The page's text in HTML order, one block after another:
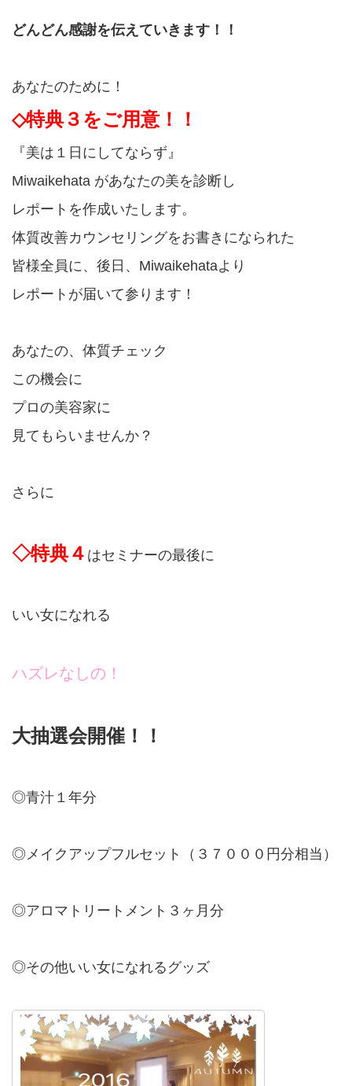
どんどん感謝を伝えていきます！！
あなたのために！
◇特典３をご用意！！
『美は１日にしてならず』
Miwaikehata があなたの美を診断し
レポートを作成いたします。
体質改善カウンセリングをお書きになられた
皆様全員に、後日、Miwaikehataより
レポートが届いて参ります！
あなたの、体質チェック
この機会に
プロの美容家に
見てもらいませんか？
さらに
◇特典４ はセミナーの最後に
いい女になれる
ハズレなしの！
大抽選会開催！！
◎青汁１年分
◎メイクアップフルセット（３７０００円分相当）
◎アロマトリートメント３ヶ月分
◎その他いい女になれるグッズ